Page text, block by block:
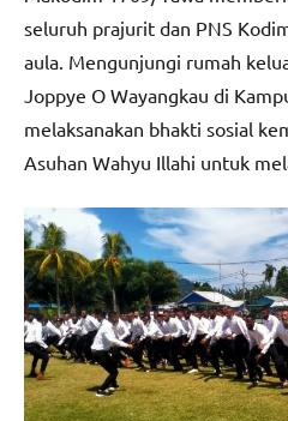
seluruh prajurit dan PNS
aula. Mengunjungi rumah
Joppye O Wayangkau di
melaksanakan bhakti sosial
Asuhan Wahyu Illahi untuk